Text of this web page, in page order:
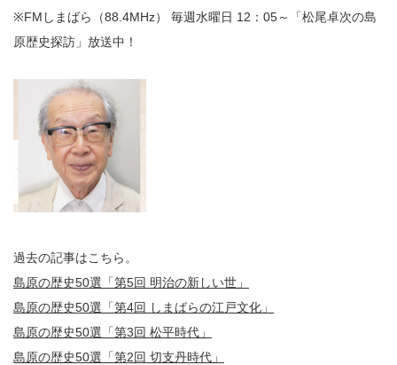
※FMしまばら（88.4MHz） 毎週水曜日 12：05～「松尾卓次の島
原歴史探訪」放送中！
過去の記事はこちら。
島原の歴史50選「第5回 明治の新しい世」
島原の歴史50選「第4回 しまばらの江戸文化」
島原の歴史50選「第3回 松平時代」
島原の歴史50選「第2回 切支丹時代」